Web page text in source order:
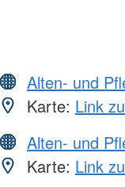
Alten- und
Karte: Link
Alten- und
Karte: Link